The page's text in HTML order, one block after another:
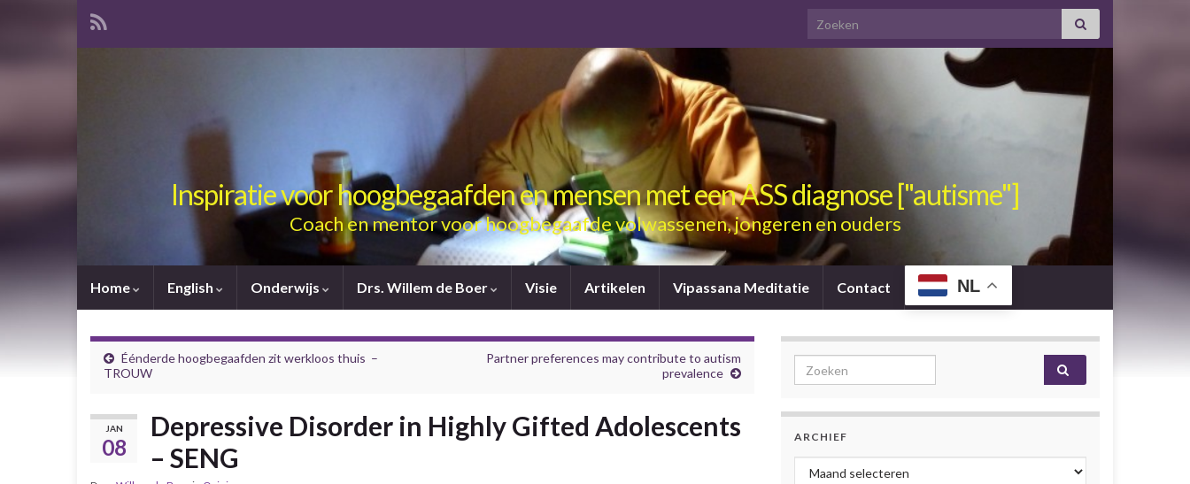
Search for:
Inspiratie voor hoogbegaafden en mensen met een ASS diagnose ["autisme"]
Coach en mentor voor hoogbegaafde volwassenen, jongeren en ouders
Home English Onderwijs Drs. Willem de Boer Visie Artikelen Vipassana Meditatie Contact NL
Éénderde hoogbegaafden zit werkloos thuis –
TROUW
Partner preferences may contribute to autism
prevalence
JAN
08
Depressive Disorder in Highly Gifted Adolescents
– SENG
Search for:
ARCHIEF
Archief